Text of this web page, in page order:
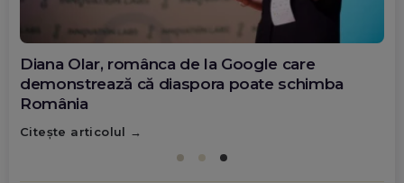
Diana Olar, românca de la Google care
demonstrează că diaspora poate schimba
România
Citește articolul